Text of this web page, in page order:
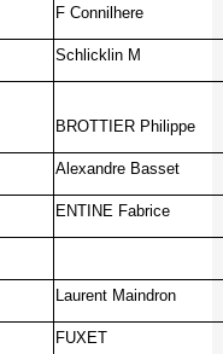
F Connilhere
Schlicklin M
BROTTIER Philippe
Alexandre Basset
ENTINE Fabrice
Laurent Maindron
FUXET